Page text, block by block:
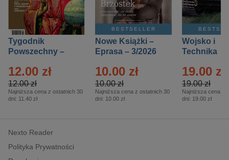
Tygodnik
Powszechny –
12.00 zł
12.00 zł
Najniższa cena z ostatnich 30
dni: 11.40 zł
BESTSELLER
Nowe Książki –
Eprasa – 3/2026
10.00 zł
10.00 zł
Najniższa cena z ostatnich 30
dni: 10.00 zł
Wojsko i
Technika
– 2/2026
19.00 zł
19.00 zł
Najniższa cena z
dni: 19.00 zł
Nexto Reader
Polityka Prywatności